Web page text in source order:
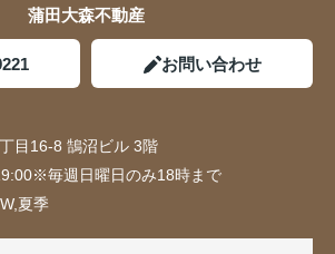
蒲田大森不動産
お問い合わせ
目16-8 鵠沼ビル 3階
毎週日曜日のみ18時まで
夏季